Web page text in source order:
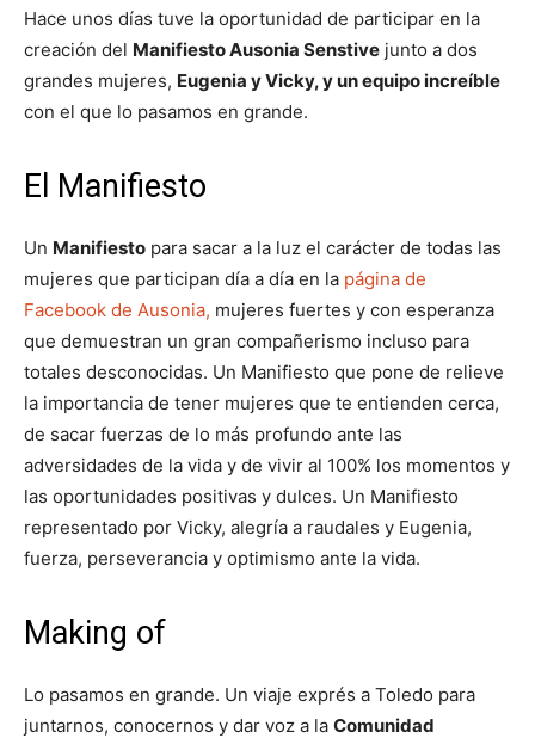
Hace unos días tuve la oportunidad de participar en la
creación del Manifiesto Ausonia Senstive junto a dos
grandes mujeres, Eugenia y Vicky, y un equipo increíble
con el que lo pasamos en grande.
El Manifiesto
Un Manifiesto para sacar a la luz el carácter de todas las
mujeres que participan día a día en la página de
Facebook de Ausonia, mujeres fuertes y con esperanza
que demuestran un gran compañerismo incluso para
totales desconocidas. Un Manifiesto que pone de relieve
la importancia de tener mujeres que te entienden cerca,
de sacar fuerzas de lo más profundo ante las
adversidades de la vida y de vivir al 100% los momentos y
las oportunidades positivas y dulces. Un Manifiesto
representado por Vicky, alegría a raudales y Eugenia,
fuerza, perseverancia y optimismo ante la vida.
Making of
Lo pasamos en grande. Un viaje exprés a Toledo para
juntarnos, conocernos y dar voz a la Comunidad